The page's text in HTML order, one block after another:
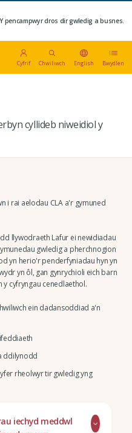
Y pencampwyr dros dir gwledig a busnes.
Cyfrif Chwiliwch English Bwydlen
cyllideb niweidiol y
i rai aelodau CLA a'r gymuned
llywodraeth Lafur ei newidiadau
gwledig a pherchnogion
yn herio'r penderfyniadau hyn yn
yn ôl, gan gynrychioli eich barn
y cyfryngau cenedlaethol.
ein dadansoddiad a'n
ddilynodd
rheolwyr tir gwledig yng
iechyd meddwl